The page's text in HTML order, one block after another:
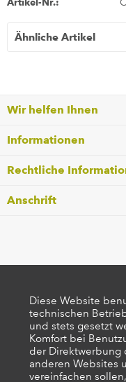
Ähnliche Artikel
Wir helfen Ihnen
Informationen
Rechtliche
Anschrift
Diese Website
technischen
und stets gesetzt
Komfort bei
der Direktwerbung
anderen Websites
vereinfachen